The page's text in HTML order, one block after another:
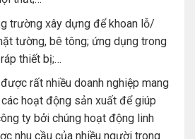
trường xây dựng để khoan lỗ/
tường, bê tông; ứng dụng trong
thiết bị;…
rất nhiều doanh nghiệp mang
hoạt động sản xuất để giúp
ty bởi chúng hoạt động linh
nhu cầu của nhiều người trong